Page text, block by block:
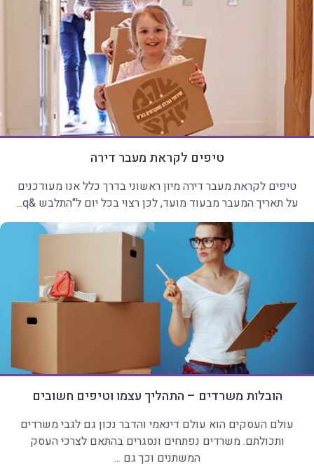
טיפים לקראת מעבר דירה
טיפים לקראת מעבר דירה מיון ראשוני בדרך כלל אנו מעודכנים
על תאריך המעבר מבעוד מועד, לכן רצוי בכל יום ל"התלבש &q...
הובלות משרדים – התהליך עצמו וטיפים חשובים
עולם העסקים הוא עולם דינאמי והדבר נכון גם לגבי משרדים
ותכולתם. משרדים נפתחים ונסגרים בהתאם לצרכי העסק
המשתנים וכך גם ...